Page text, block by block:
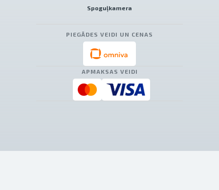
Spoguļkamera
PIEGĀDES VEIDI UN CENAS
APMAKSAS VEIDI